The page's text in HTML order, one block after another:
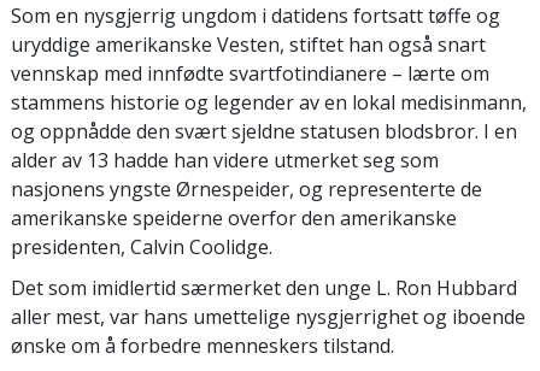
Som en nysgjerrig ungdom i datidens fortsatt tøffe og
uryddige amerikanske Vesten, stiftet han også snart
vennskap med innfødte svartfotindianere – lærte om
stammens historie og legender av en lokal medisinmann,
og oppnådde den svært sjeldne statusen blodsbror. I en
alder av 13 hadde han videre utmerket seg som
nasjonens yngste Ørnespeider, og representerte de
amerikanske speiderne overfor den amerikanske
presidenten, Calvin Coolidge.
Det som imidlertid særmerket den unge L. Ron Hubbard
aller mest, var hans umettelige nysgjerrighet og iboende
ønske om å forbedre menneskers tilstand.